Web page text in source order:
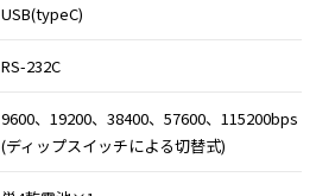
USB(typeC)
RS-232C
9600、19200、38400、57600、115200bps
(ディップスイッチによる切替式)